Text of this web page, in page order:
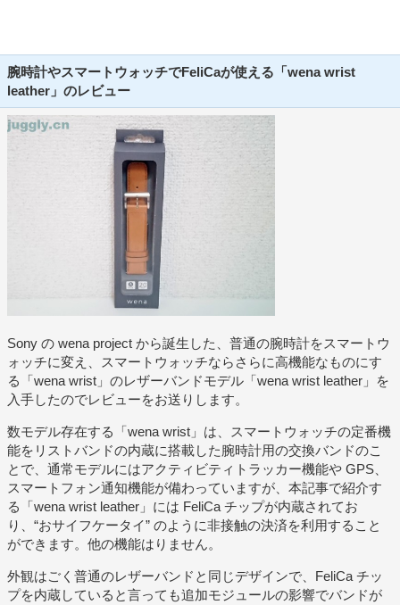
腕時計やスマートウォッチでFeliCaが使える「wena wrist
leather」のレビュー
Sony の wena project から誕生した、普通の腕時計をスマートウ
ォッチに変え、スマートウォッチならさらに高機能なものにす
る「wena wrist」のレザーバンドモデル「wena wrist leather」を
入手したのでレビューをお送りします。
数モデル存在する「wena wrist」は、スマートウォッチの定番機
能をリストバンドの内蔵に搭載した腕時計用の交換バンドのこ
とで、通常モデルにはアクティビティトラッカー機能や GPS、
スマートフォン通知機能が備わっていますが、本記事で紹介す
る「wena wrist leather」には FeliCa チップが内蔵されてお
り、“おサイフケータイ” のように非接触の決済を利用すること
ができます。他の機能はりません。
外観はごく普通のレザーバンドと同じデザインで、FeliCa チッ
プを内蔵していると言っても追加モジュールの影響でバンドが